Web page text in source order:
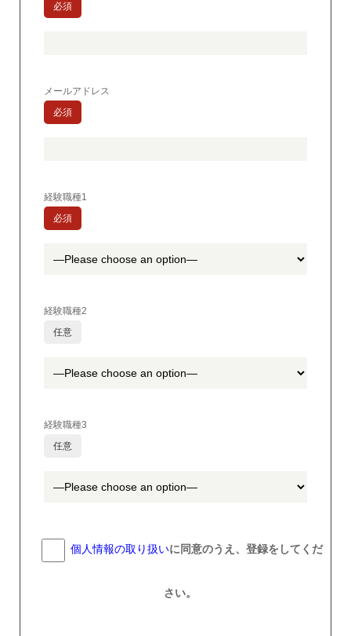
必須
メールアドレス
必須
経験職種1
必須
経験職種2
任意
経験職種3
任意
個人情報の取り扱いに同意のうえ、登録をしてくだ
さい。